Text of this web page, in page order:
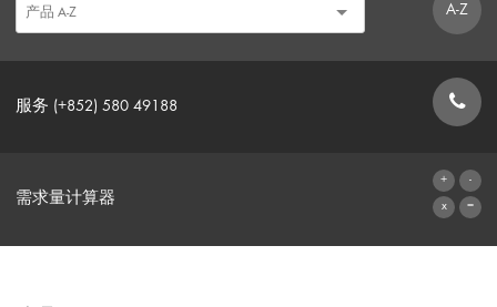
A-Z
服务 (+852) 580 49188
需求量计算器